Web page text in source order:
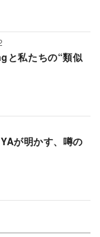
と私たちの“類似
が明かす、噂の